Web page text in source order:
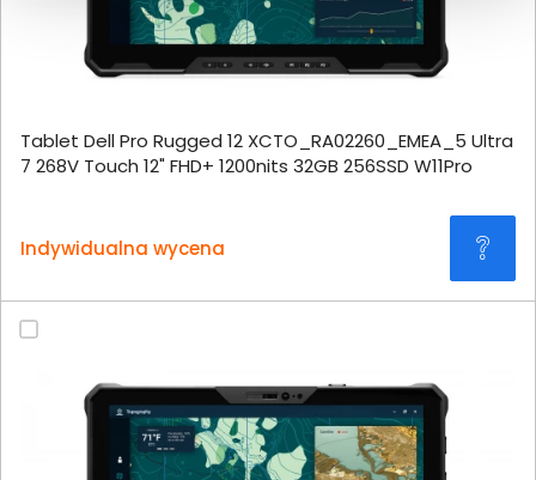
Tablet Dell Pro Rugged 12 XCTO_RA02260_EMEA_5 Ultra
7 268V Touch 12" FHD+ 1200nits 32GB 256SSD W11Pro
Indywidualna wycena